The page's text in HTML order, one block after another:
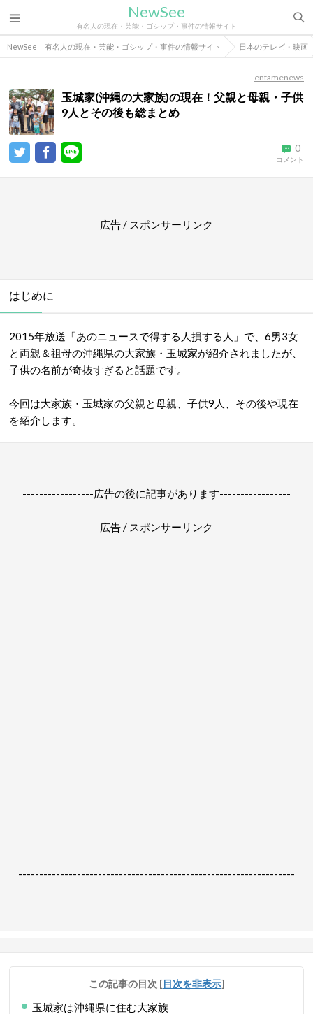
NewSee
有名人の現在・芸能・ゴシップ・事件の情報サイト
NewSee｜有名人の現在・芸能・ゴシップ・事件の情報サイト 日本のテレビ・映画
entamenews
玉城家(沖縄の大家族)の現在！父親と母親・子供
9人とその後も総まとめ
0
コメント
広告 / スポンサーリンク
はじめに
2015年放送「あのニュースで得する人損する人」で、6男3女
と両親＆祖母の沖縄県の大家族・玉城家が紹介されましたが、
子供の名前が奇抜すぎると話題です。
今回は大家族・玉城家の父親と母親、子供9人、その後や現在
を紹介します。
-----------------広告の後に記事があります-----------------
広告 / スポンサーリンク
------------------------------------------------------------------
この記事の目次 [目次を非表示]
玉城家は沖縄県に住む大家族